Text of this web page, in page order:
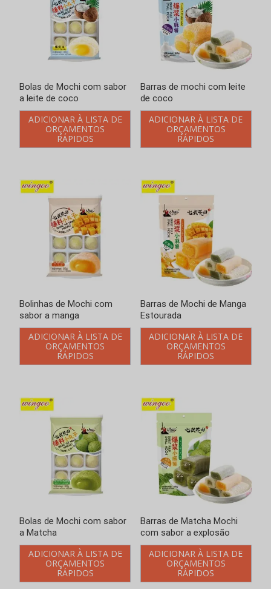
Bolas de Mochi com sabor
a leite de coco
ADICIONAR À LISTA DE
ORÇAMENTOS
RÁPIDOS
Barras de mochi com leite
de coco
ADICIONAR À LISTA DE
ORÇAMENTOS
RÁPIDOS
Bolinhas de Mochi com
sabor a manga
ADICIONAR À LISTA DE
ORÇAMENTOS
RÁPIDOS
Barras de Mochi de Manga
Estourada
ADICIONAR À LISTA DE
ORÇAMENTOS
RÁPIDOS
Bolas de Mochi com sabor
a Matcha
ADICIONAR À LISTA DE
ORÇAMENTOS
RÁPIDOS
Barras de Matcha Mochi
com sabor a explosão
ADICIONAR À LISTA DE
ORÇAMENTOS
RÁPIDOS